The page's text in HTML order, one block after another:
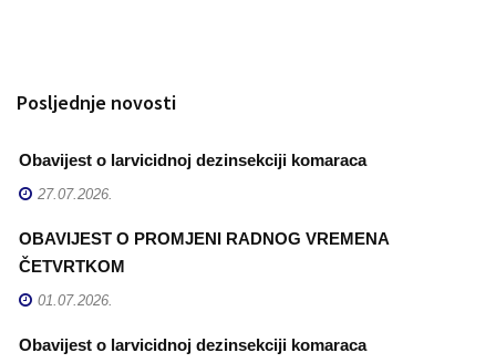
Posljednje novosti
Obavijest o larvicidnoj dezinsekciji komaraca
27.07.2026.
OBAVIJEST O PROMJENI RADNOG VREMENA
ČETVRTKOM
01.07.2026.
Obavijest o larvicidnoj dezinsekciji komaraca